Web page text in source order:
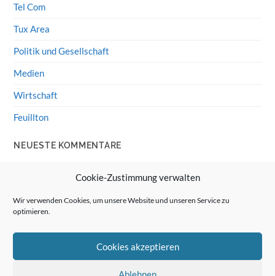
Cookie-Zustimmung verwalten
Wir verwenden Cookies, um unsere Website und unseren Service zu
optimieren.
Cookies akzeptieren
Tel Com
Tux Area
Politik und Gesellschaft
Medien
Wirtschaft
Feuillton
NEUESTE KOMMENTARE
Wolff von Rechenberg
Linux Mint: Google Drive integrieren
HiFi-Klassiker: Celestion 3